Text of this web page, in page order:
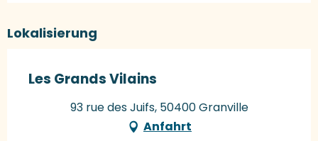
Lokalisierung
Les Grands Vilains
93 rue des Juifs, 50400 Granville
Anfahrt